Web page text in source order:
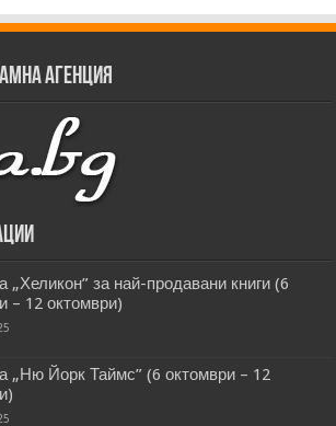
агенция
„Хеликон” за най-продавани книги (6
– 12 октомври)
„Ню Йорк Таймс” (6 октомври – 12